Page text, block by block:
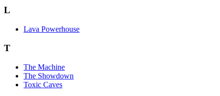
L
Lava Powerhouse
T
The Machine
The Showdown
Toxic Caves